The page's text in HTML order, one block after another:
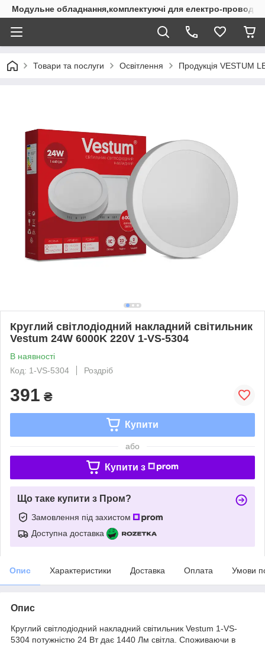
Модульне обладнання,комплектуючі для електро-проводки
Товари та послуги Освітлення Продукція VESTUM
Круглий світлодіодний накладний світильник
Vestum 24W 6000K 220V 1-VS-5304
В наявності
Код: 1-VS-5304
Роздріб
391 ₴
Купити
або
Купити з
Що таке купити з Пром?
Замовлення під захистом
Доступна доставка
Опис Характеристики Доставка Оплата Умови
Опис
Круглий світлодіодний накладний світильник Vestum 1-VS-
5304 потужністю 24 Вт дає 1440 Лм світла. Споживаючи в